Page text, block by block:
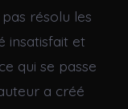
résolu les
insatisfait et
qui se passe
a créé